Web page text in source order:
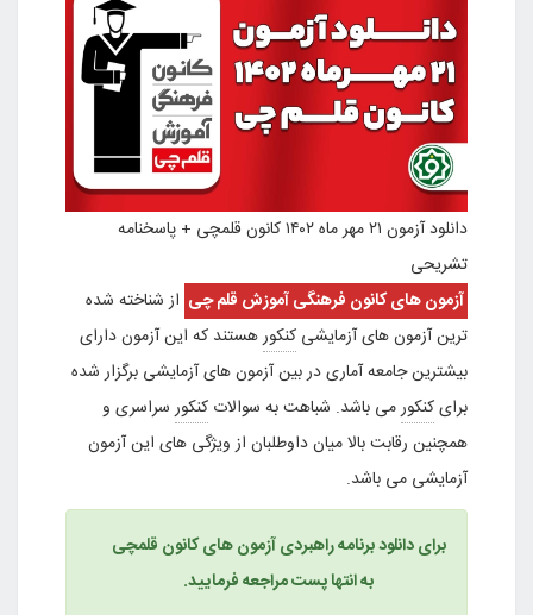
دانلود آزمون ۲۱ مهر ماه ۱۴۰۲ کانون قلمچی + پاسخنامه
تشریحی
آزمون های کانون فرهنگی آموزش قلم چی از شناخته شده
ترین آزمون های آزمایشی کنکورهستند که این آزمون دارای
بیشترین جامعه آماری در بین آزمون های آزمایشی برگزار شده
برایکنکورمی باشد. شباهت به سوالات کنکورسراسری و
همچنین رقابت بالا میان داوطلبان از ویژگی های این آزمون
آزمایشی می باشد.
برای دانلود برنامه راهبردی آزمون های کانون قلمچی
به انتها پست مراجعه فرمایید.